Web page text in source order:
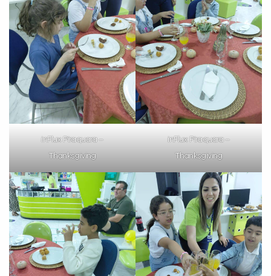
inFlux Piraquara –
Thanksgiving
inFlux Piraquara –
Thanksgiving